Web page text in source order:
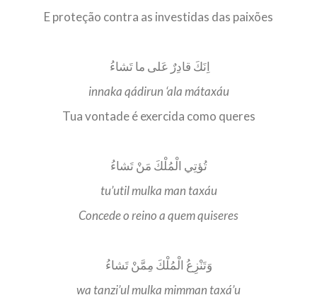
E proteção contra as investidas das paixões
اِنَكَ قادِرٌ عَلى ما تَشاءُ
innaka qádirun ‘ala mátaxáu
Tua vontade é exercida como queres
تُؤتِي الْمُلْكَ مَنْ تَشاءُ
tu’util mulka man taxáu
Concede o reino a quem quiseres
وَتَنْزِعُ الْمُلْكَ مِمَّنْ تَشاءُ
wa tanzi’ul mulka mimman taxá’u